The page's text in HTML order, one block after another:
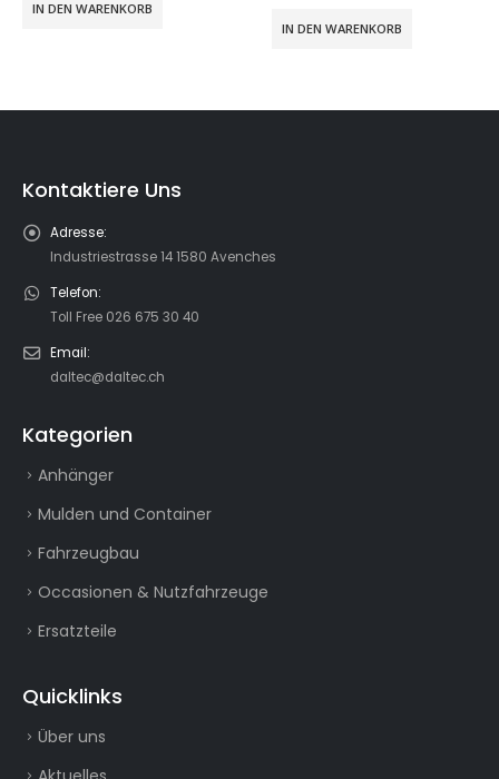
IN DEN WARENKORB
IN DEN WARENKORB
Kontaktiere Uns
Adresse:
Industriestrasse 14 1580 Avenches
Telefon:
Toll Free 026 675 30 40
Email:
daltec@daltec.ch
Kategorien
Anhänger
Mulden und Container
Fahrzeugbau
Occasionen & Nutzfahrzeuge
Ersatzteile
Quicklinks
Über uns